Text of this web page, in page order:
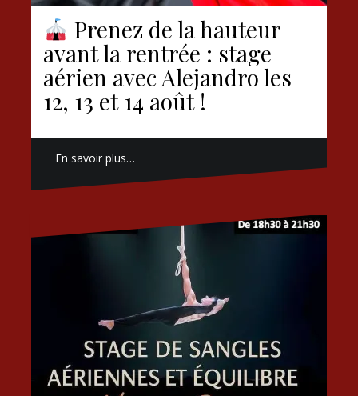
Prenez de la hauteur
avant la rentrée : stage
aérien avec Alejandro les
12, 13 et 14 août !
En savoir plus…